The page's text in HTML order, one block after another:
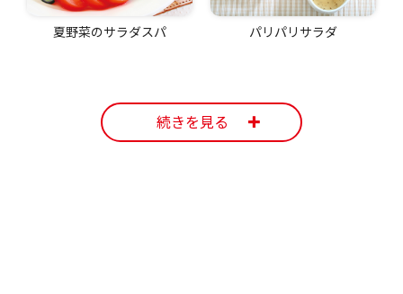
夏野菜のサラダスパ パリパリサラダ
続きを見る